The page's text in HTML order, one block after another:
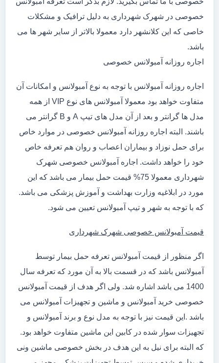
خصوصی در شهرک شهرداری به دلیل ترافیک و مشکلات
خاصی که این کلانشهر دارد معمولا بالاتر از سایر شهر ها می
باشد.
اجاره روزانه آمبولانس خصوصی
اجاره روزانه آمبولانس با توجه به نوع آمبولانس و امکانات آن
متفاوت خواهد بود معمولا آمبولانس های نوع VIP از همه
مدل ها گرانتر و بعد از آن مدل های تیپ A و B گرانتر می
باشند. البته اجاره روزانه آمبولانس خصوصی در موارد خاص
برای حمل نوزاد و بیماران اعصاب و روان هم تعرفه خاص
خود را خواهد داشت. اجاره آمبولانس خصوصی شهرک
شهرداری معمولا 75% قیمت حمل بیمار می باشد که این
مورد در ابلاغیه وزارت بهداشت و آموزش پزشکی می باشد.
که با توجه به شهر و تیپ آمبولانس تعیین می شود.
قیمت آمبولانس خصوصی شهرک شهرداری
اگر منظور از قیمت آمبولانس تعرفه حمل بیمار توسط
آمبولانس باشد که در قسمت بالا به آن مورد که تعرفه سال
1400 می باشد اشاره شد. ولی اگر هدف از قیمت آمبولانس
خصوصی خرید آمبولانس و ماشین و تجهیزات آمبولانس می
باشد .این قیمت نیز با توجه به مدل نوع و برند آمبولانس و
تجهیزات سوار شده در کابین این ماشین متفاوت خواهد بود.
که البته برای نیل به این هدف در بخش خصوصی ماشین ونی